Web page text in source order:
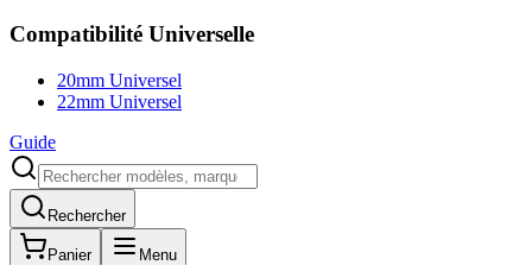
Compatibilité Universelle
20mm Universel
22mm Universel
Guide
Rechercher
Panier Menu